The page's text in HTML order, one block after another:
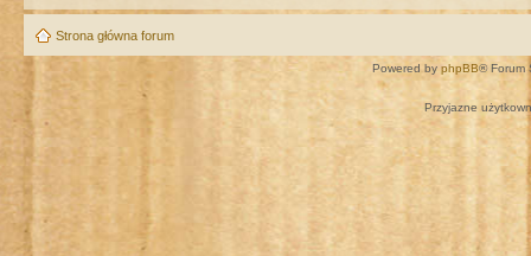
Strona główna forum
Powered by phpBB® Forum
Przyjazne